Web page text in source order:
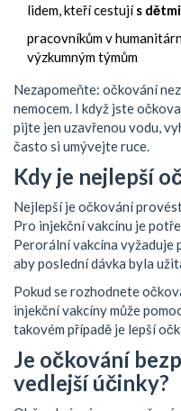
lidem, kteří cestujís dětmi
pracovníkům v
výzkumným týmům
Nezapomeňte: očkování
nemocem. I když jste
pijte jen uzavřenou vodu,
často si umývejte ruce.
Kdy je nejlepší
Nejlepší je očkování
Pro injekční vakcínu je
Perorální vakcína vyžaduje
aby poslední dávka byla
Pokud se rozhodnete
injekční vakcíny může
takovém případě je lepší
Je očkování
vedlejší účinky?